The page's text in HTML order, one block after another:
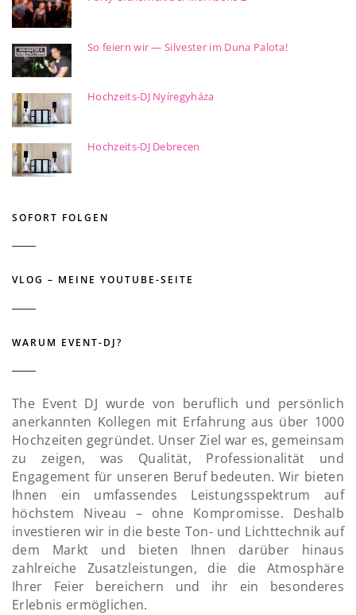
So feiern wir — Silvester im Duna Palota!
Hochzeits-DJ Nyíregyháza
Hochzeits-DJ Debrecen
SOFORT FOLGEN
VLOG – MEINE YOUTUBE-SEITE
WARUM EVENT-DJ?
The Event DJ wurde von beruflich und persönlich
anerkannten Kollegen mit Erfahrung aus über 1000
Hochzeiten gegründet. Unser Ziel war es, gemeinsam
zu zeigen, was Qualität, Professionalität und
Engagement für unseren Beruf bedeuten. Wir bieten
Ihnen ein umfassendes Leistungsspektrum auf
höchstem Niveau – ohne Kompromisse. Deshalb
investieren wir in die beste Ton- und Lichttechnik auf
dem Markt und bieten Ihnen darüber hinaus
zahlreiche Zusatzleistungen, die die Atmosphäre
Ihrer Feier bereichern und ihr ein besonderes
Erlebnis ermöglichen.